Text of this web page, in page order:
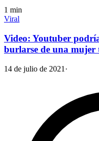
1 min
Viral
Video: Youtuber
burlarse de una mujer
14 de julio de 2021 ·